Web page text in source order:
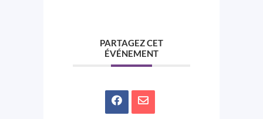
PARTAGEZ CET
ÉVÉNEMENT